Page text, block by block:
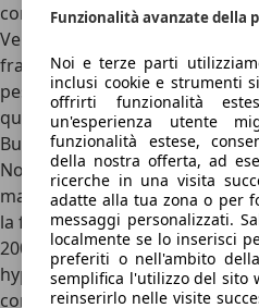
come le velocissimeRegerae
Venom F5 la candidata n.1 a
francese. La Venom F5 monta
pesantemente sovralimentato
qualcosa come 1.817 CV. Ne
Bugatti Chiron: conclusioni
Non c’è alcun dubbio che se si
maiuscolavengano in mente
la fantastica Veyron. Sono
2000, a inventare in un certo
hypercar capaci di superare
conosciuti.
Funzionalità avanzate della
Noi e terze parti
inclusi cookie e strumenti
offrirti funzionalità
un'esperienza utente
funzionalità estese,
della nostra offerta, ad
ricerche in una visita
adatte alla tua zona o per
messaggi personalizzati.
localmente se lo inserisci
preferiti o nell'ambito
semplifica l'utilizzo del sito
reinserirlo nelle visite